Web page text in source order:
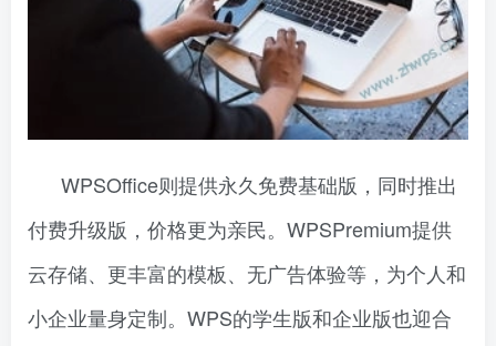
WPSOffice则提供永久免费基础版，同时推出
付费升级版，价格更为亲民。WPSPremium提供
云存储、更丰富的模板、无广告体验等，为个人和
小企业量身定制。WPS的学生版和企业版也迎合